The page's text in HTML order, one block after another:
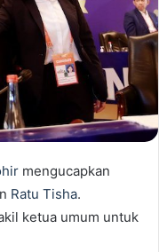
mengucapkan
Ratu Tisha.
ketua umum untuk